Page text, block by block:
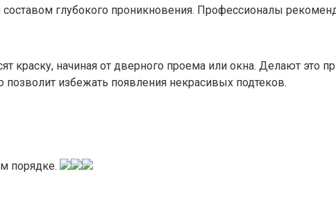
глубокого проникновения. Профессионалы
краску, начиная от дверного проема или окна. Делают
избежать появления некрасивых подтеков.
порядке.